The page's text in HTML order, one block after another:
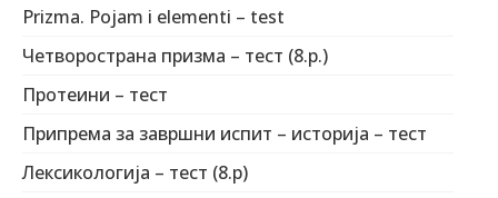
Prizma. Pojam i elementi – test
Четворострана призма – тест (8.р.)
Протеини – тест
Припрема за завршни испит – историја – тест
Лексикологија – тест (8.р)